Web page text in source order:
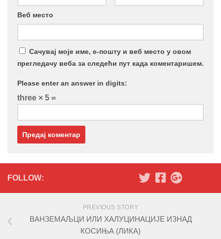
Веб место
Сачувај моје име, е-пошту и веб место у овом
прегледачу веба за следећи пут када коментаришем.
Please enter an answer in digits:
three × 5 =
FOLLOW:
PREVIOUS STORY
ВАНЗЕМАЉЦИ ИЛИ ХАЛУЦИНАЦИЈЕ ИЗНАД
КОСИЊА (ЛИКА)